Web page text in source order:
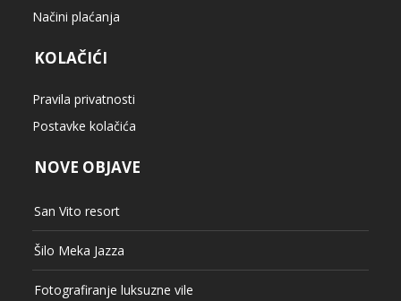
Načini plaćanja
KOLAČIĆI
Pravila privatnosti
Postavke kolačića
NOVE OBJAVE
San Vito resort
Šilo Meka Jazza
Fotografiranje luksuzne vile